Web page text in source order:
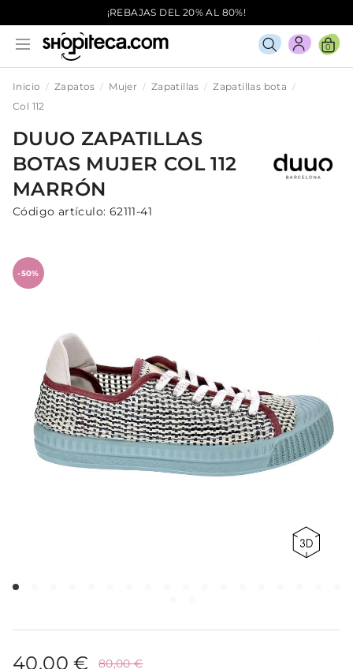
¡REBAJAS DEL 20% AL 80%!
0
Inicio Zapatos Mujer Zapatillas
Zapatillas bota
Col 112
DUUO ZAPATILLAS
BOTAS MUJER COL 112
MARRÓN
Código artículo: 62111-41
-50%
40,00 € 80,00 €